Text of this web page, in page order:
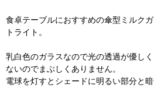
食卓テーブルにおすすめの傘型ミルク
トライト。
乳白色のガラスなので光の透過が優し
ないのでまぶしくありません。
電球を灯すとシェードに明るい部分と